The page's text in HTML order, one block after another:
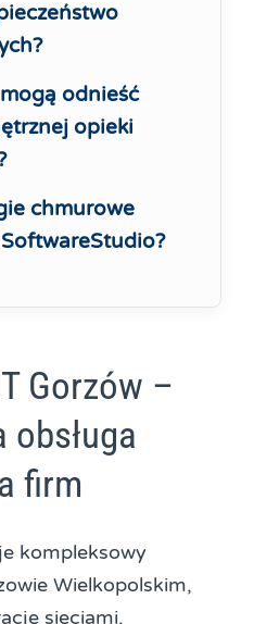
odnieść
opieki
chmurowe
Gorzów –
firm
kompleksowy
Wielkopolskim,
sieciami,